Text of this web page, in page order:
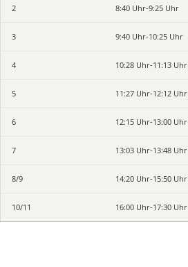
2 8:40 Uhr-9:25 Uhr
3 9:40 Uhr-10:25 Uhr
4 10:28 Uhr-11:13 Uhr
5 11:27 Uhr-12:12 Uhr
6 12:15 Uhr-13:00 Uhr
7 13:03 Uhr-13:48 Uhr
8/9 14:20 Uhr-15:50 Uhr
10/11 16:00 Uhr-17:30 Uhr